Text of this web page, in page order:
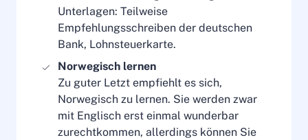
Unterlagen: Teilweise
Empfehlungsschreiben der deutschen
Bank, Lohnsteuerkarte.
Norwegisch lernen
Zu guter Letzt empfiehlt es sich,
Norwegisch zu lernen. Sie werden zwar
mit Englisch erst einmal wunderbar
zurechtkommen, allerdings können Sie